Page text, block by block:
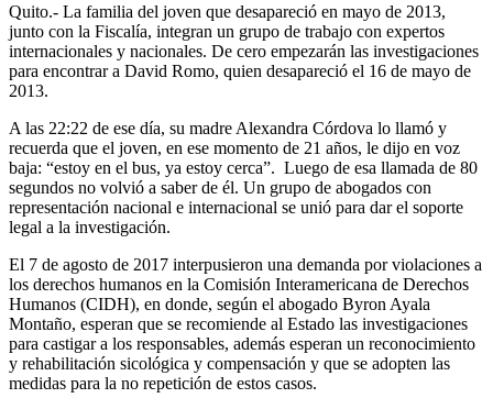
Quito.- La familia del joven que desapareció en mayo de 2013,
junto con la Fiscalía, integran un grupo de trabajo con expertos
internacionales y nacionales. De cero empezarán las investigaciones
para encontrar a David Romo, quien desapareció el 16 de mayo de
2013.
A las 22:22 de ese día, su madre Alexandra Córdova lo llamó y
recuerda que el joven, en ese momento de 21 años, le dijo en voz
baja: “estoy en el bus, ya estoy cerca”. Luego de esa llamada de 80
segundos no volvió a saber de él. Un grupo de abogados con
representación nacional e internacional se unió para dar el soporte
legal a la investigación.
El 7 de agosto de 2017 interpusieron una demanda por violaciones a
los derechos humanos en la Comisión Interamericana de Derechos
Humanos (CIDH), en donde, según el abogado Byron Ayala
Montaño, esperan que se recomiende al Estado las investigaciones
para castigar a los responsables, además esperan un reconocimiento
y rehabilitación sicológica y compensación y que se adopten las
medidas para la no repetición de estos casos.